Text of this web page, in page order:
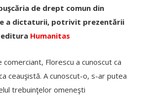
de drept comun din
a dictaturii, potrivit prezentării
Humanitas
comerciant, Florescu a cunoscut ca
ceauşistă. A cunoscut-o, s-ar putea
trebuinţelor omeneşti